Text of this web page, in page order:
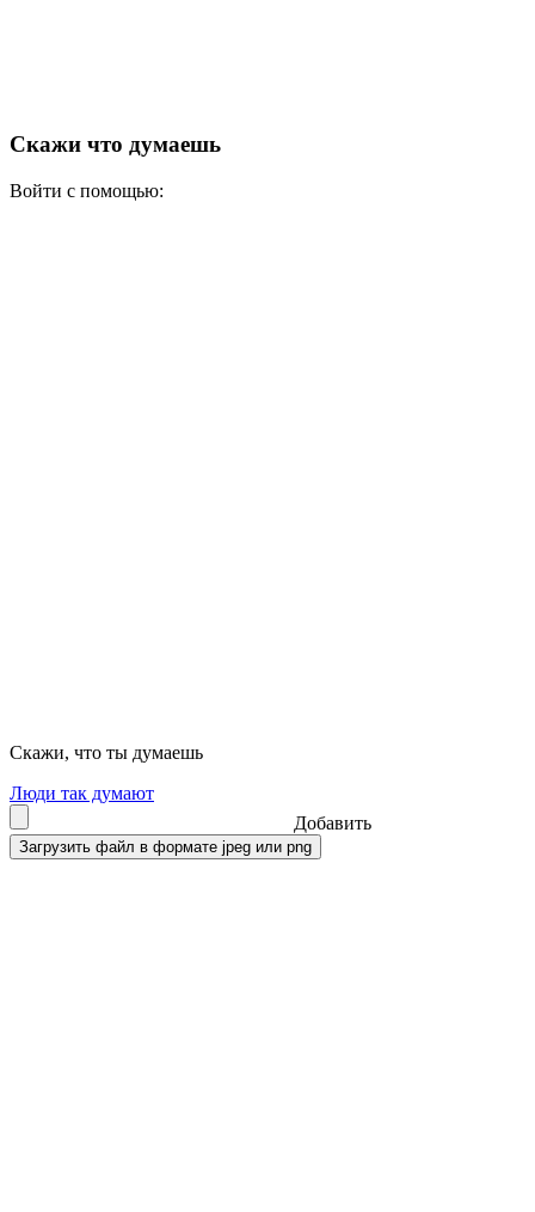
Скажи что думаешь
Войти с помощью:
Скажи, что ты думаешь
Люди так думают
Добавить